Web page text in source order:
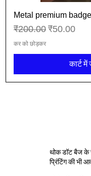
त्वरित
Metal premium
नियमित मूल्य
₹200.00 बिक्री मूल्य
₹50.00
कर को छोड़कर
कार्ट में
थोक डॉट बैज के
प्रिंटिंग की भी